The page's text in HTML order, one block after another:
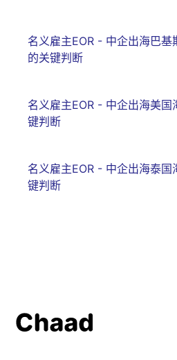
名义雇主EOR - 中企出海巴基
的关键判断
名义雇主EOR - 中企出海美国
键判断
名义雇主EOR - 中企出海泰国
键判断